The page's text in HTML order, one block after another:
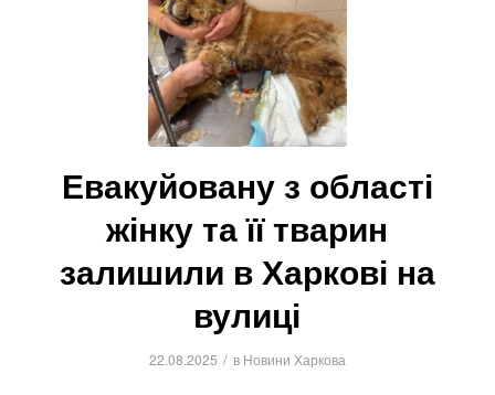
Евакуйовану з області
жінку та її тварин
залишили в Харкові на
вулиці
22.08.2025 / в Новини Харкова